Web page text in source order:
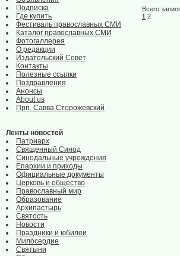
Подписка
Где купить
Фестиваль православных СМИ
Каталог православных СМИ
Фотогаллерея
О редакции
Издательский Совет
Контакты
Полезные ссылки
Поздравления
Анонсы
About us
Прп. Савва Сторожевский
Ленты новостей
Патриарх
Священный Синод
Синодальные учреждения
Епархии и приходы
Официальные документы
Церковь и общество
Православный мир
Образование
Архипастырь
Святость
Новости
Праздники и юбилеи
Милосердие
Святыни
Всего
1 2